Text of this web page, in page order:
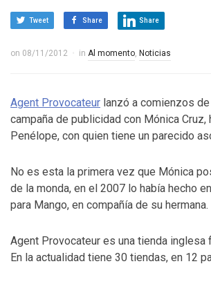
Tweet Share Share
on 08/11/2012 in Al momento, Noticias
Agent Provocateur lanzó a comienzos
campaña de publicidad con Mónica Cruz,
Penélope, con quien tiene un parecido
No es esta la primera vez que Mónica
de la monda, en el 2007 lo había hecho
para Mango, en compañía de su hermana.
Agent Provocateur es una tienda inglesa
En la actualidad tiene 30 tiendas, en 12